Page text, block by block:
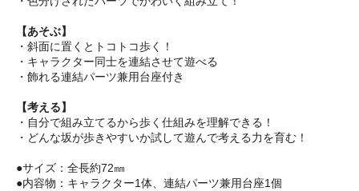
【あそぶ】
・斜面に置くとトコトコ歩く！
・キャラクター同士を連結させて遊べる
・飾れる連結パーツ兼用台座付き
【考える】
・自分で組み立てるから歩く仕組みを理解できる！
・どんな坂が歩きやすいか試して遊んで考える力を育む！
●サイズ：全長約72㎜
●内容物：キャラクター1体、連結パーツ兼用台座1個